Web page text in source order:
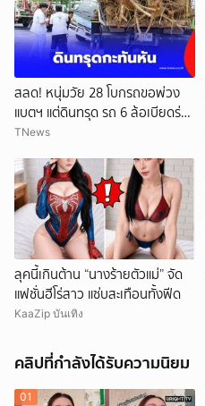
สลด! หนุ่มวัย 28 โบกรถขอพ่วง
แบตฯ แต่ดินทรุด รถ 6 ล้อเบียดร่าง
ดับ
TNews
ลุคนี้เกินต้าน “นางร้ายตัวแม่” จัด
แฟชั่นฮีโร่สาว แซ่บสะเทือนทั้งฟีด
KaaZip บันเทิง
คลิปที่กำลังได้รับความนิยม
01